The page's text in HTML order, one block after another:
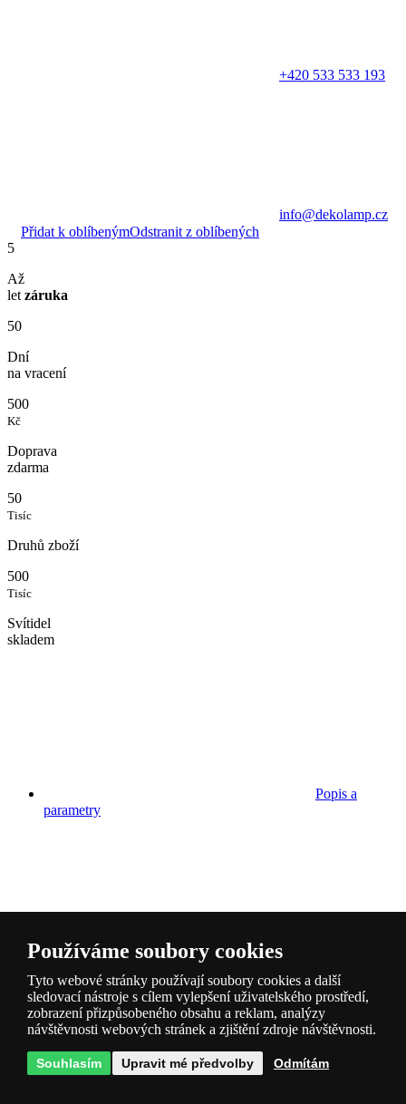
+420 533 533 193
info@dekolamp.cz
Přidat k oblíbenýmOdstranit z oblíbených
5
Až
let záruka
50
Dní
na vracení
500
Kč
Doprava
zdarma
50
Tisíc
Druhů zboží
500
Tisíc
Svítidel
skladem
Popis a
parametry
Používáme soubory cookies
Tyto webové stránky používají soubory cookies a další
sledovací nástroje s cílem vylepšení uživatelského prostředí,
zobrazení přizpůsobeného obsahu a reklam, analýzy
návštěvnosti webových stránek a zjištění zdroje návštěvnosti.
Souhlasím Upravit mé předvolby Odmítám